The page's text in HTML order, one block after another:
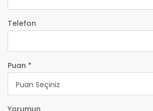
Telefon
Puan *
Puan Seçiniz